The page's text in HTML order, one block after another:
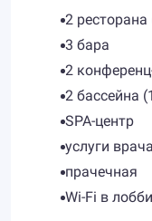
2 ресторана
3 бара
2
2 бассейна
SPA-центр
услуги врача
прачечная
Wi-Fi в лобби